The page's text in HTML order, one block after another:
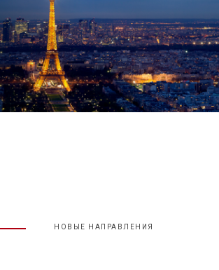
НОВЫЕ НАПРАВЛЕНИЯ